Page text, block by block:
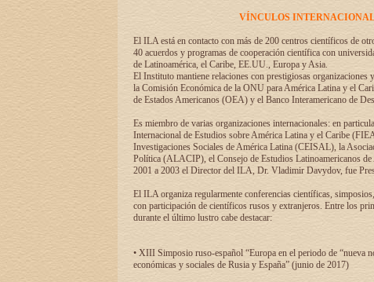
VÍNCULOS
El ILA está en contacto con más de 200 centros científicos de
40 acuerdos y programas de cooperación científica con
de Latinoamérica, el Caribe, EE.UU., Europa y Asia.
El Instituto mantiene relaciones con prestigiosas organizaciones
la Comisión Económica de la ONU para América Latina y el
de Estados Americanos (OEA) y el Banco Interamericano de
Es miembro de varias organizaciones internacionales: en
Internacional de Estudios sobre América Latina y el Caribe
Investigaciones Sociales de América Latina (CEISAL), la
Política (ALACIP), el Consejo de Estudios Latinoamericanos
2001 a 2003 el Director del ILA, Dr. Vladimir Davydov, fue
El ILA organiza regularmente conferencias científicas,
con participación de científicos rusos y extranjeros. Entre los
durante el último lustro cabe destacar:
• XIII Simposio ruso-español “Europa en el periodo de “nueva
económicas y sociales de Rusia y España” (junio de 2017)